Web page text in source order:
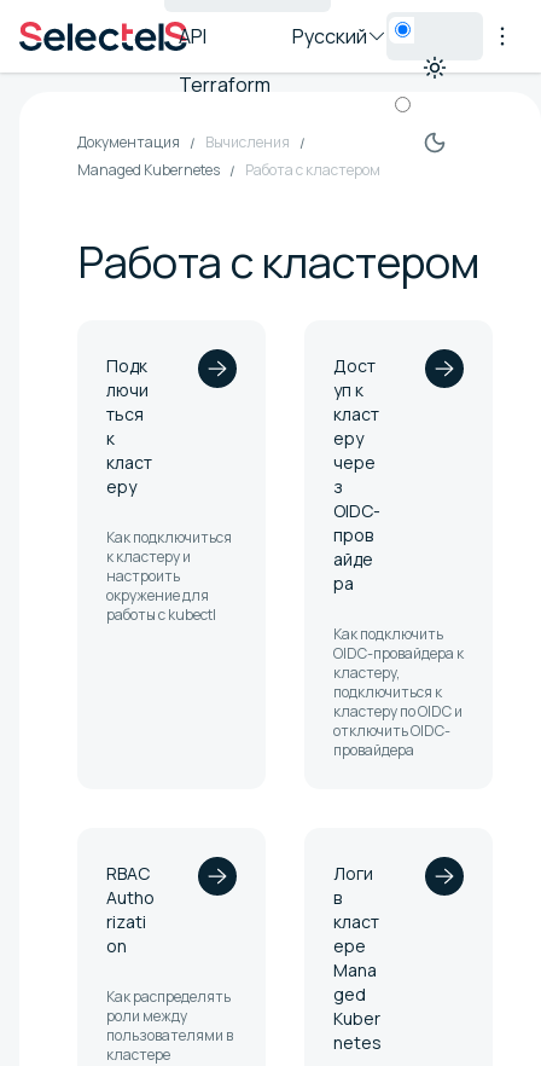
API
Terraform
Русский
Документация
Вычисления
Managed Kubernetes
Работа с кластером
Работа с кластером
Подк
лючи
ться
к
класт
еру
Как подключиться
к кластеру и
настроить
окружение для
работы с kubectl
Дост
уп к
класт
еру
чере
з
OIDC-
пров
айде
ра
Как подключить
OIDC-провайдера к
кластеру,
подключиться к
кластеру по OIDC и
отключить OIDC-
провайдера
RBAC
Autho
rizati
on
Как распределять
роли между
пользователями в
кластере
Логи
в
класт
ере
Mana
ged
Kuber
netes